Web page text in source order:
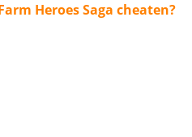
Heroes Saga cheaten?